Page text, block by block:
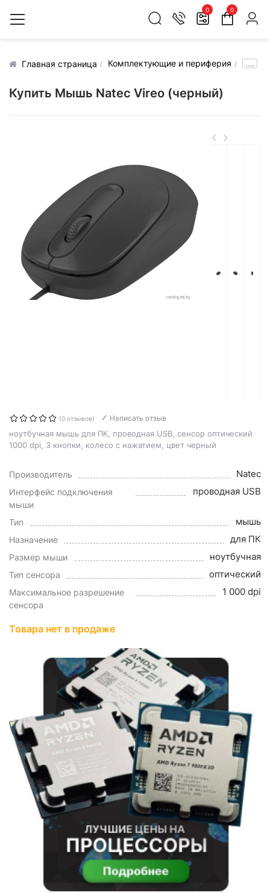
0 0
Главная страница Комплектующие и периферия .....
Купить Мышь Natec Vireo (черный)
(0 отзывов) Написать отзыв
ноутбучная мышь для ПК, проводная USB, сенсор оптический
1000 dpi, 3 кнопки, колесо с нажатием, цвет черный
Производитель Natec
Интерфейс подключения
мыши
проводная USB
Тип мышь
Назначение для ПК
Размер мыши ноутбучная
Тип сенсора оптический
Максимальное разрешение
сенсора
1 000 dpi
Товара нет в продаже